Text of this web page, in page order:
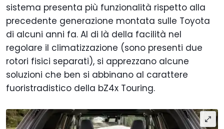
sistema presenta più funzionalità rispetto alla
precedente generazione montata sulle Toyota
di alcuni anni fa. Al di là della facilità nel
regolare il climatizzazione (sono presenti due
rotori fisici separati), si apprezzano alcune
soluzioni che ben si abbinano al carattere
fuoristradistico della bZ4x Touring.